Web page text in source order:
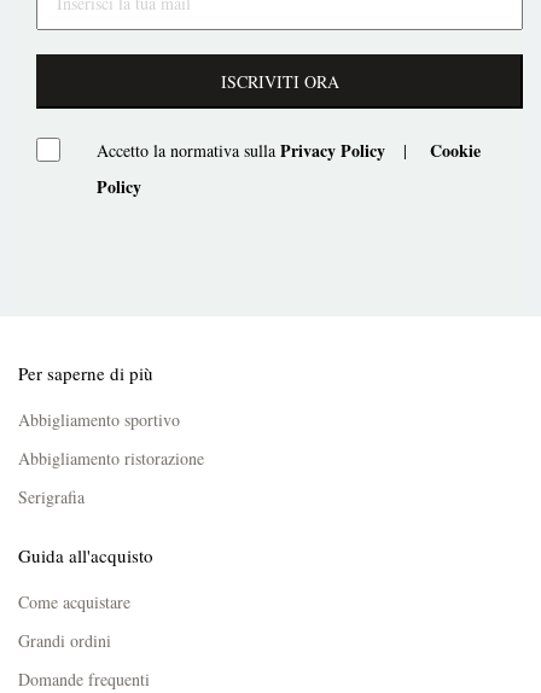
ISCRIVITI ORA
Accetto la normativa sulla Privacy Policy |
Cookie
Policy
Per saperne di più
Abbigliamento sportivo
Abbigliamento ristorazione
Serigrafia
Guida all'acquisto
Come acquistare
Grandi ordini
Domande frequenti